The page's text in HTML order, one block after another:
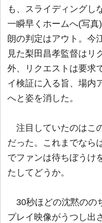
も、スライディングし
一瞬早くホームへ(写
朗の判定はアウト。今
見た梨田昌孝監督はリ
外、リクエストは要求
イ検証に入る旨、場内
へと姿を消した。
注目していたのはこ
だった。これまでなら
でファンは待ちぼうけ
たしてどうか。
30秒ほどの沈黙のの
プレイ映像がうつし出